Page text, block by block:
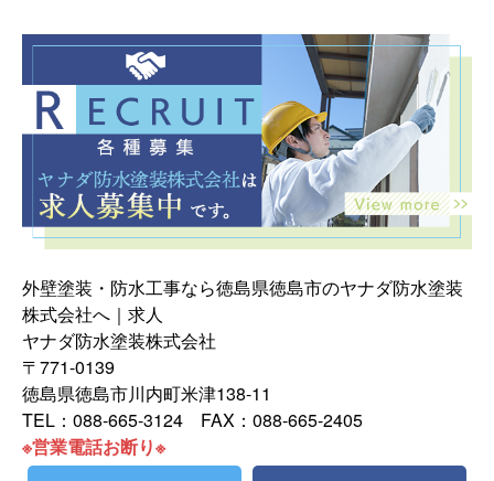
外壁塗装・防水工事なら徳島県徳島市のヤナダ防水塗装
株式会社へ｜求人
ヤナダ防水塗装株式会社
〒771-0139
徳島県徳島市川内町米津138-11
TEL：088-665-3124 FAX：088-665-2405
※営業電話お断り※